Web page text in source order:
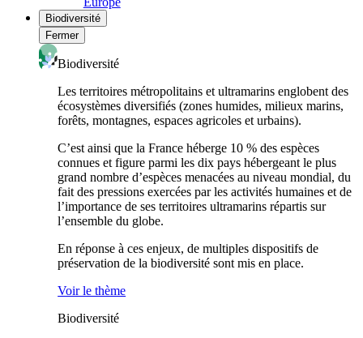
Biodiversité
Fermer
Biodiversité
Les territoires métropolitains et ultramarins englobent des
écosystèmes diversifiés (zones humides, milieux marins,
forêts, montagnes, espaces agricoles et urbains).
C’est ainsi que la France héberge 10 % des espèces
connues et figure parmi les dix pays hébergeant le plus
grand nombre d’espèces menacées au niveau mondial, du
fait des pressions exercées par les activités humaines et de
l’importance de ses territoires ultramarins répartis sur
l’ensemble du globe.
En réponse à ces enjeux, de multiples dispositifs de
préservation de la biodiversité sont mis en place.
Voir le thème
Biodiversité